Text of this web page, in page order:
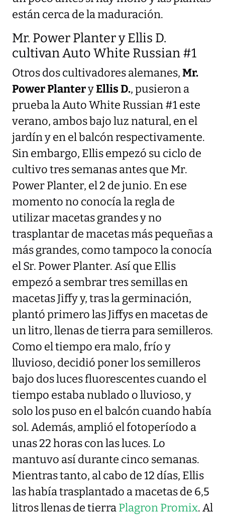
están cerca de la maduración.
Mr. Power Planter y Ellis D.
cultivan Auto White Russian #1
Otros dos cultivadores alemanes,Mr.
Power PlanteryEllis D., pusieron a
prueba la Auto White Russian #1 este
verano, ambos bajo luz natural, en el
jardín y en el balcón respectivamente.
Sin embargo, Ellis empezó su ciclo de
cultivo tres semanas antes que Mr.
Power Planter, el 2 de junio. En ese
momento no conocía la regla de
utilizar macetas grandes y no
trasplantar de macetas más pequeñas a
más grandes, como tampoco la conocía
el Sr. Power Planter. Así que Ellis
empezó a sembrar tres semillas en
macetas Jiffy y, tras la germinación,
plantó primero las Jiffys en macetas de
un litro, llenas de tierra para semilleros.
Como el tiempo era malo, frío y
lluvioso, decidió poner los semilleros
bajo dos luces fluorescentes cuando el
tiempo estaba nublado o lluvioso, y
solo los puso en el balcón cuando había
sol. Además, amplió el fotoperíodo a
unas 22 horas con las luces. Lo
mantuvo así durante cinco semanas.
Mientras tanto, al cabo de 12 días, Ellis
las había trasplantado a macetas de 6,5
litros llenas de tierraPlagron Promix. Al